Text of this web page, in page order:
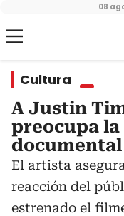
08
Cultura
A Justin
preocupa
El artista
reacción del
estrenado el